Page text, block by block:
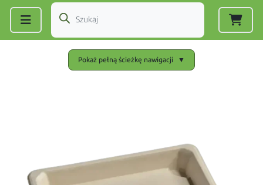
Pokaż pełną ścieżkę nawigacji ▼